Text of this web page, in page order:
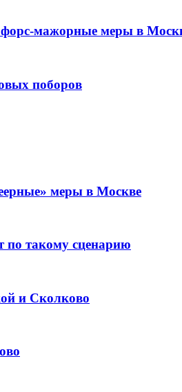
форс-мажорные меры в
поборов
меры в Москве
по такому сценарию
и Сколково